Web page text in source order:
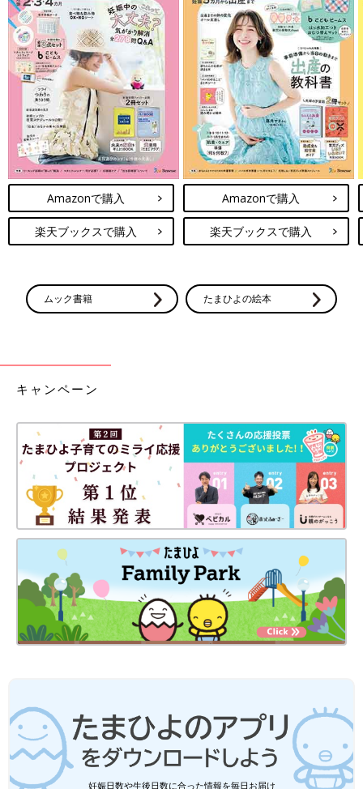
こちら
作る前に必ず読んで！＜離乳食のお約束＞
このレシピの離乳食の考え方や材料の下ごしらえ、電子レンジの
使い方などについての注意事項を説明しています。
調理前に必ずお読みになり、ご家庭の状況に合わせて活用してく
ださい。
電子レンジについて
ト数の場合、加熱時間はメーカーにお問い合わせください。電子
レンジは機種により加熱時間が違います。初めはレシピより短い
ない場合がごくまれにあります。この状態の液体がちょっとした
す(＝突沸現象)。やけどの原因になりますので、ご注意くださ
●電子レンジを使う際は、広口の耐熱容器に入れて水分を加え、
ふんわりとラップをかけて加熱することを前提としています。
離乳食レシピについて
●レシピは1回分が基本です。
●材料は、2019年通知の厚生労働省策定「
授乳
ド」を目安に、作りやすい分量にしています。赤ちゃんの食べら
れる量・かたさなどには個人差があるので、その子に合ったペー
スで進めましょう。なお、食物アレルギーと診断されている場合
は、医師の指導、指示に従ってください。
●だし汁や野菜スープ、水、湯などの水分量は出来上がり量を目
●水やだし汁の量は目安です。仕上がりが水分が少なく食べにく
いときは、水分をたして再度短時間加熱して調節してください。
●だし汁、野菜スープなどは手作りかベビーフードを使ってくだ
さい。
●湯で溶いた粉ミルクは、粉ミルク缶に記載された指示どおりに
Amazonで購入
楽天ブックスで購入
Amazonで購入
楽天ブックスで購入
ムック書籍 たまひよの絵本
キャンペーン
妊娠日数や生後日数に合った情報を毎日お届け